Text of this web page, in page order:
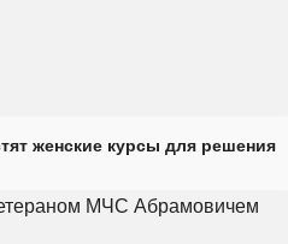
женские курсы для решения